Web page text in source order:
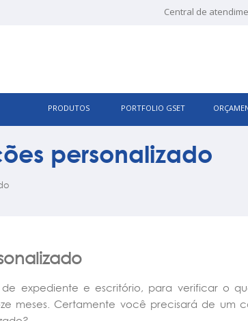
Central de
PRODUTOS PORTFOLIO GSET
personalizado
expediente e escritório, para verificar o
meses. Certamente você precisará de um